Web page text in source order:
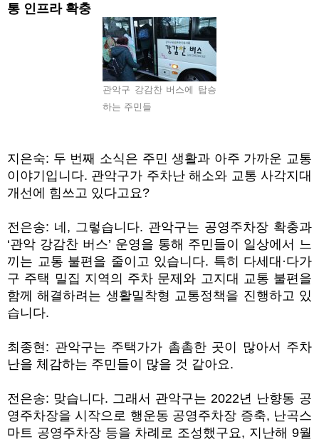
통 인프라 확충
관악구 강감찬 버스에 탑승
하는 주민들
지은숙: 두 번째 소식은 주민 생활과 아주 가까운 교통
이야기입니다. 관악구가 주차난 해소와 교통 사각지대
개선에 힘쓰고 있다고요?
전은송: 네 , 그렇습니다. 관악구는 공영주차장 확충과
‘관악 강감찬 버스’ 운영을 통해 주민들이 일상에서 느
끼는 교통 불편을 줄이고 있습니다. 특히 다세대 ·다가
구 주택 밀집 지역의 주차 문제와 고지대 교통 불편을
함께 해결하려는 생활밀착형 교통정책을 진행하고 있
습니다.
최종현: 관악구는 주택가가 촘촘한 곳이 많아서 주차
난을 체감하는 주민들이 많을 것 같아요.
전은송: 맞습니다. 그래서 관악구는 2022년 난향동 공
영주차장을 시작으로 행운동 공영주차장 증축, 난곡스
마트 공영주차장 등을 차례로 조성했구요, 지난해9월